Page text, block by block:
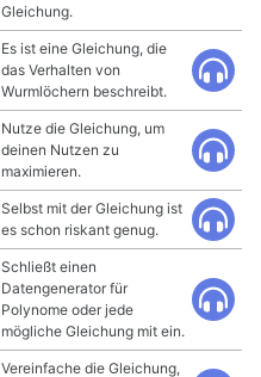
Gleichung.
Es ist eine Gleichung, die
das Verhalten von
Wurmlöchern beschreibt.
Nutze die Gleichung, um
deinen Nutzen zu
maximieren.
Selbst mit der Gleichung ist
es schon riskant genug.
Schließt einen
Datengenerator für
Polynome oder jede
mögliche Gleichung mit ein.
Vereinfache die Gleichung,